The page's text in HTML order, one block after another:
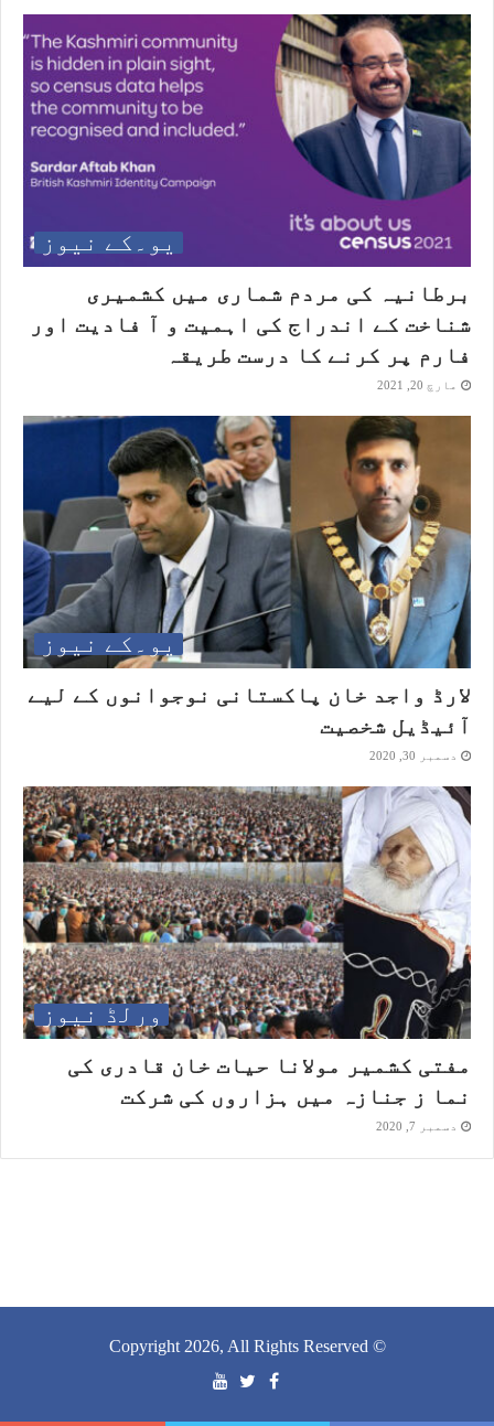
یو۔کے نیوز
برطانیہ کی مردم شماری میں کشمیری
شناخت کے اندراج کی اہمیت و آ فادیت اور
فارم پر کرنے کا درست طریقہ
مارچ 20, 2021
یو۔کے نیوز
لارڈ واجد خان پاکستانی نوجوانوں کے لیے
آئیڈیل شخصیت
دسمبر 30, 2020
ورلڈ نیوز
مفتی کشمیر مولانا حیات خان قادری کی
نما ز جنازہ میں ہزاروں کی شرکت
دسمبر 7, 2020
© Copyright 2026, All Rights Reserved